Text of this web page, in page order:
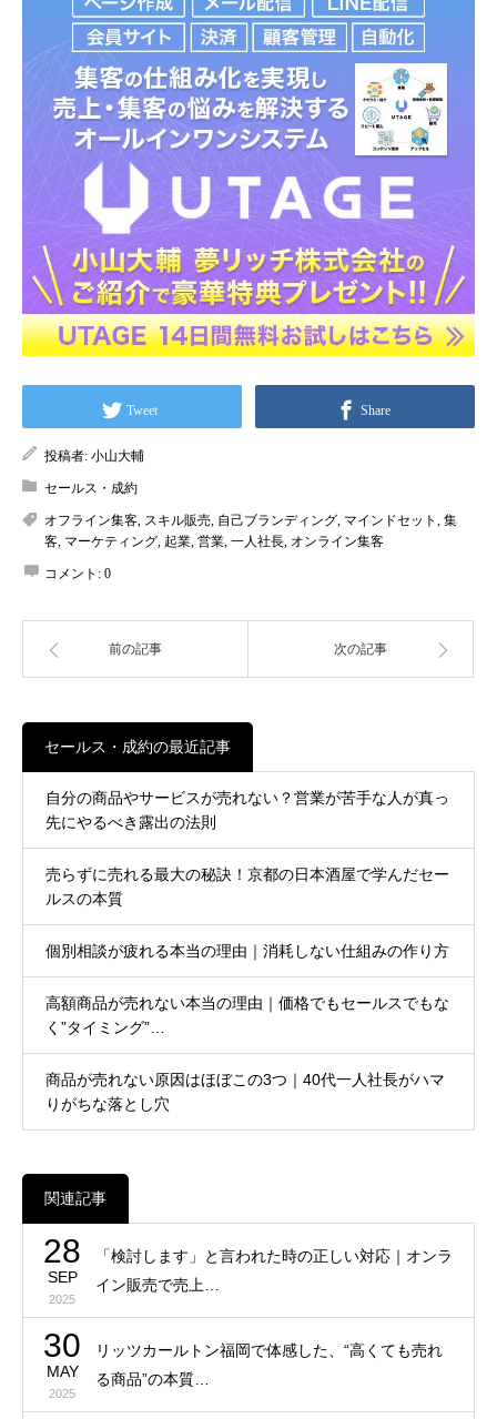
Tweet Share
投稿者: 小山大輔
セールス・成約
オフライン集客 スキル販売 自己ブランディング マインドセット
集
客 マーケティング 起業 営業 一人社長 オンライン集客
コメント: 0
前の記事 次の記事
セールス・成約の最近記事
自分の商品やサービスが売れない？営業が苦手な人が真っ
先にやるべき露出の法則
売らずに売れる最大の秘訣！京都の日本酒屋で学んだセー
ルスの本質
個別相談が疲れる本当の理由｜消耗しない仕組みの作り方
高額商品が売れない本当の理由｜価格でもセールスでもな
く”タイミング”…
商品が売れない原因はほぼこの3つ｜40代一人社長がハマ
りがちな落とし穴
関連記事
28
SEP
2025
「検討します」と言われた時の正しい対応｜オンラ
イン販売で売上…
30
MAY
2025
リッツカールトン福岡で体感した、“高くても売れ
る商品”の本質…